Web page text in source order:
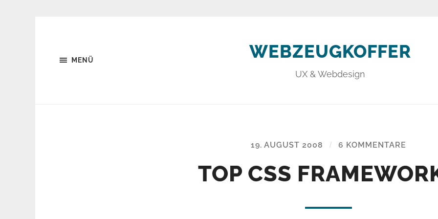
MENÜ WEBZEUGKOFFER
UX & Webdesign
19. AUGUST 2008 / 6 KOMMENTARE
TOP CSS